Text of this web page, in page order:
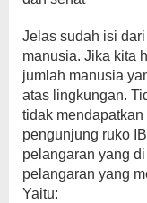
Jelas sudah isi
manusia. Jika kita
jumlah manusia
atas lingkungan.
tidak
pengunjung ruko
pelangaran yang
pelangaran yang
Yaitu: